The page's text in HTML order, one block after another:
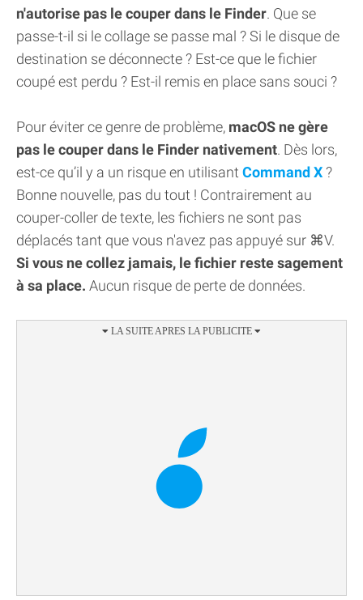
n'autorise pas le couper dans le Finder. Que se
passe-t-il si le collage se passe mal ? Si le disque de
destination se déconnecte ? Est-ce que le fichier
coupé est perdu ? Est-il remis en place sans souci ?
Pour éviter ce genre de problème, macOS ne gère
pas le couper dans le Finder nativement. Dès lors,
est-ce qu’il y a un risque en utilisant Command X?
Bonne nouvelle, pas du tout ! Contrairement au
couper-coller de texte, les fichiers ne sont pas
déplacés tant que vous n'avez pas appuyé sur ⌘V.
Si vous ne collez jamais, le fichier reste sagement
à sa place. Aucun risque de perte de données.